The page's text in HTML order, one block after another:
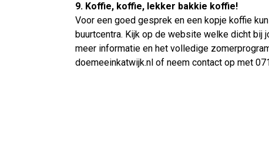
9. Koffie, koffie, lekker bakkie koffie!
Voor een goed gesprek en een kopje koffie
buurtcentra. Kijk op de website welke dicht bij
meer informatie en het volledige
doemeeinkatwijk.nl of neem contact op met